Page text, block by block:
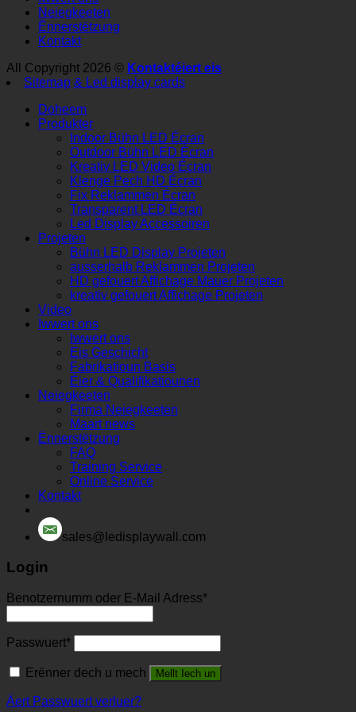
Neiegkeeten
Ënnerstëtzung
Kontakt
All Copyright 2026 © Kontaktéiert eis
Sitemap & Led display cards
Doheem
Produkter
Indoor Bühn LED Écran
Outdoor Bühn LED Écran
Kreativ LED Video Écran
Klenge Pech HD Écran
Fix Reklammen Écran
Transparent LED Écran
Led Display Accessoiren
Projeten
Bühn LED Display Projeten
ausserhalb Reklammen Projeten
HD gefouert Affichage Mauer Projeten
kreativ gefouert Affichage Projeten
Video
Iwwert ons
Iwwert ons
Eis Geschicht
Fabrikatioun Basis
Éier & Qualifikatiounen
Neiegkeeten
Firma Neiegkeeten
Maart news
Ënnerstëtzung
FAQ
Training Service
Online Service
Kontakt
sales@ledisplaywall.com
Login
Benotzernumm oder E-Mail Adress*
Passwuert*
Erënner dech u mech Mellt Iech un
Äert Passwuert verluer?